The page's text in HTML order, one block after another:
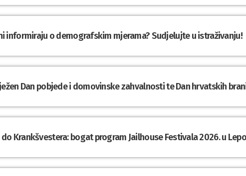
informiraju o demografskim mjerama? Sudjelujte u istraživanju!
Dan pobjede i domovinske zahvalnosti te Dan hrvatskih
do Krankšvestera: bogat program Jailhouse Festivala 2026. u